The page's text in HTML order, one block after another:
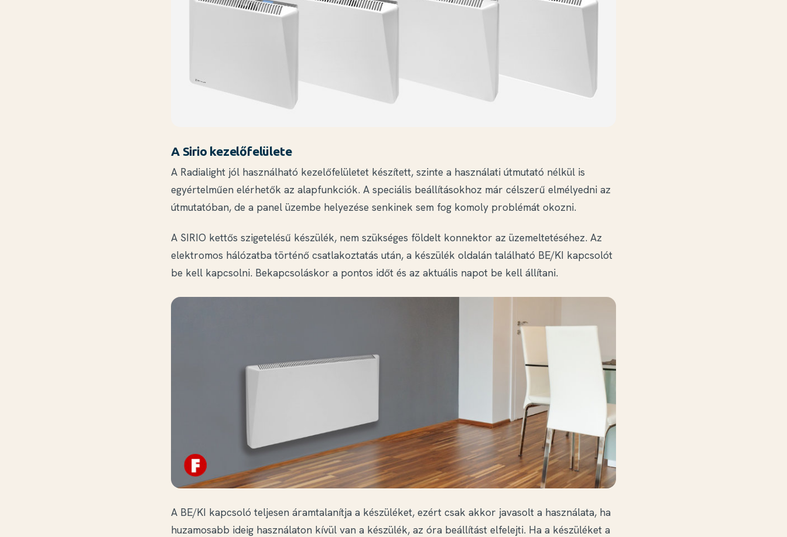
A Sirio kezelőfelülete
A Radialight jól használható kezelőfelületet készített, szinte a használati útmutató nélkül is
egyértelműen elérhetők az alapfunkciók. A speciális beállításokhoz már célszerű elmélyedni az
útmutatóban, de a panel üzembe helyezése senkinek sem fog komoly problémát okozni.
A SIRIO kettős szigetelésű készülék, nem szükséges földelt konnektor az üzemeltetéséhez. Az
elektromos hálózatba történő csatlakoztatás után, a készülék oldalán található BE/KI kapcsolót
be kell kapcsolni. Bekapcsoláskor a pontos időt és az aktuális napot be kell állítani.
A BE/KI kapcsoló teljesen áramtalanítja a készüléket, ezért csak akkor javasolt a használata, ha
huzamosabb ideig használaton kívül van a készülék, az óra beállítást elfelejti. Ha a készüléket a